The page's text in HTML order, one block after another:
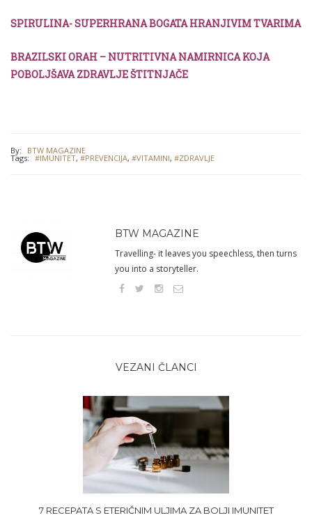
SPIRULINA- SUPERHRANA BOGATA HRANJIVIM TVARIMA
BRAZILSKI ORAH – NUTRITIVNA NAMIRNICA KOJA
POBOLJŠAVA ZDRAVLJE ŠTITNJAČE
By: BTW MAGAZINE
Tags: #IMUNITET, #PREVENCIJA, #VITAMINI, #ZDRAVLJE
BTW MAGAZINE
Travelling- it leaves you speechless, then turns
you into a storyteller.
VEZANI ČLANCI
7 RECEPATA S ETERIČNIM ULJIMA ZA BOLJI IMUNITET